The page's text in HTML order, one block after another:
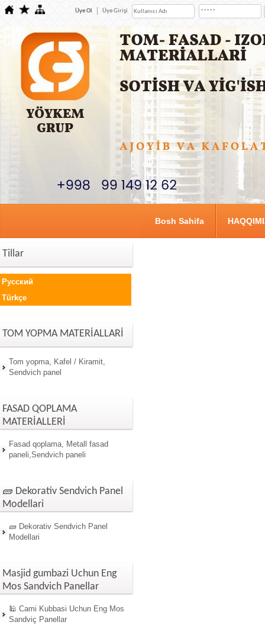
Üye Ol Üye Girişi
Bosh Sahifa
Tillar
Русский
Türkçe
TOM YOPMA MATERİALLARİ
Tom yopma, Kafel / Kiramit,
Sendvich panel
FASAD QOPLAMA
MATERİALLERİ
Fasad qoplama, Metall fasad
paneli,Sendvich paneli
🧱 Dekorativ Sendvich Panel
Modellari
🧱 Dekorativ Sendvich Panel
Modellari
Masjid gumbazi Uchun Eng
Mos Sandvich Panellar
🕌 Cami Kubbasi Uchun Eng Mos
Sandviç Panellar